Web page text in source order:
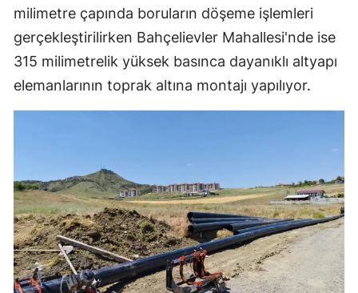
Siirt
Sivas
Trabzon
Tunceli
Şanlıurfa
Uşak
milimetre çapında boruların döşeme işlemleri
gerçekleştirilirken Bahçelievler Mahallesi'nde ise
315 milimetrelik yüksek basınca dayanıklı altyapı
elemanlarının toprak altına montajı yapılıyor.